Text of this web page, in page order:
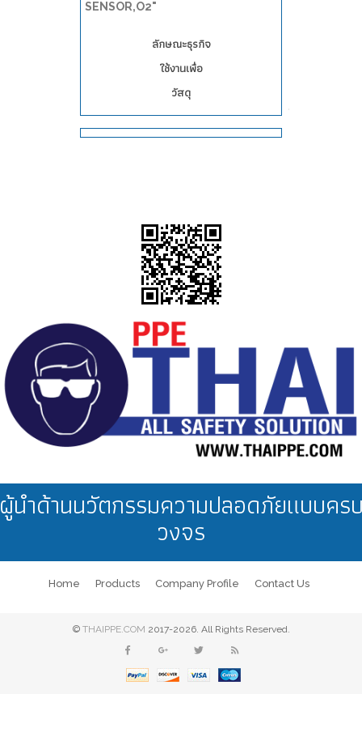
SENSOR,O2"
ลักษณะธุรกิจ
ใช้งานเพื่อ
วัสดุ
นำด้านนวัตกรรมความปลอดภัยแบบคร
วงจร
Home Products Company Profile Contact Us
© THAIPPE.COM 2017-2026. All Rights Reserved.